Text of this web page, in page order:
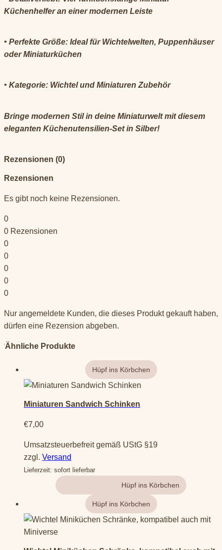
Küchenhelfer an einer modernen Leiste
• Perfekte Größe: Ideal für Wichtelwelten, Puppenhäuser
oder Miniaturküchen
• Kategorie: Wichtel und Miniaturen Zubehör
Bringe modernen Stil in deine Miniaturwelt mit diesem
eleganten Küchenutensilien-Set in Silber!
Rezensionen (0)
Rezensionen
Es gibt noch keine Rezensionen.
0
0 Rezensionen
0
0
0
0
0
Nur angemeldete Kunden, die dieses Produkt gekauft haben,
dürfen eine Rezension abgeben.
Ähnliche Produkte
Miniaturen Sandwich Schinken
€7,00
Umsatzsteuerbefreit gemäß UStG §19
zzgl. Versand
Lieferzeit: sofort lieferbar
Dieses
Produkt